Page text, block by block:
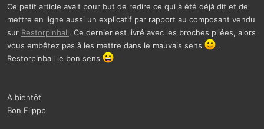
Ce petit article avait pour but de redire ce qui à été déjà dit et de
mettre en ligne aussi un explicatif par rapport au composant vendu
sur Restorpinball. Ce dernier est livré avec les broches pliées, alors
vous embêtez pas à les mettre dans le mauvais sens
.
Restorpinball le bon sens
A bientôt
Bon Flippp